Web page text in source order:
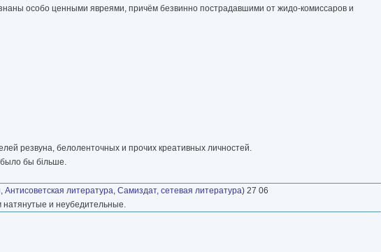
особо ценными явреями, причём безвинно пострадавшими от жидо-комиссаров и
резвуна, белоленточных и прочих креативных личностей.
было бы бiльше.
, Антисоветская литература, Самиздат, сетевая литература) 27 06
натянутые и неубедительные.